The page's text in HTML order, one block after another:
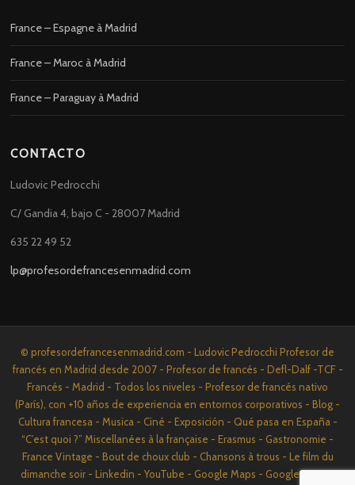
France – Espagne à Madrid
France – Maroc à Madrid
France – Paraguay à Madrid
CONTACTO
Ludovic Pedrocchi
C/ Gandia 4, bajo C - 28007 Madrid
635 22 49 52
lp@profesordefrancesenmadrid.com
© profesordefrancesenmadrid.com - Ludovic Pedrocchi Profesor de
francés en Madrid desde 2007 - Profesor de francés - Defl-Dalf -TCF -
Francés - Madrid - Todos los niveles - Profesor de francés nativo
(París), con +10 años de experiencia en entornos corporativos - Blog -
Cultura francesa - Musica - Ciné - Exposición - Qué pasa en España -
“C’est quoi ?” Miscellanées à la française - Erasmus - Gastronomie -
France Vintage - Bout de choux club - Chansons à trous - Le film du
dimanche soir - Linkedin - YouTube - Google Maps - Google News -